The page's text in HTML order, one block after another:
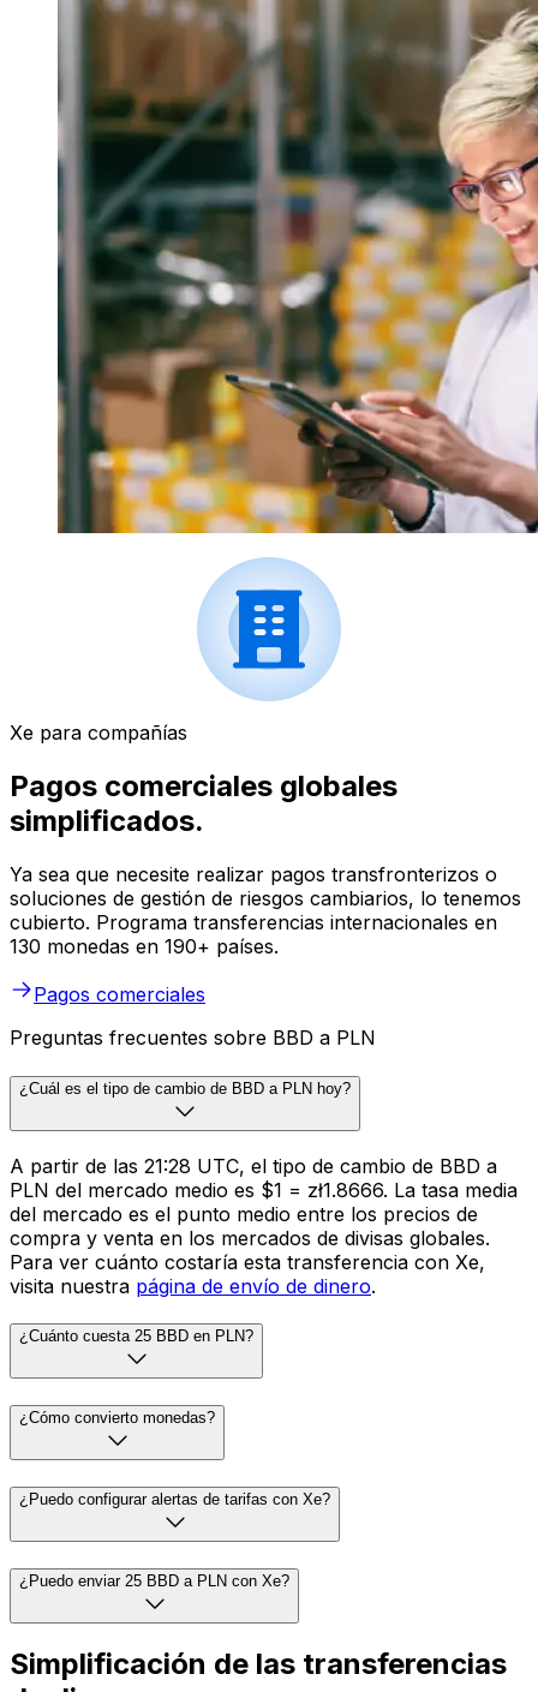
Xe para compañías
Pagos comerciales globales
simplificados.
Ya sea que necesite realizar pagos transfronterizos o
soluciones de gestión de riesgos cambiarios, lo tenemos
cubierto. Programa transferencias internacionales en
130 monedas en 190+ países.
Pagos comerciales
Preguntas frecuentes sobre BBD a PLN
¿Cuál es el tipo de cambio de BBD a PLN hoy?
A partir de las 21:28 UTC, el tipo de cambio de BBD a
PLN del mercado medio es $1 = zł1.8666. La tasa media
del mercado es el punto medio entre los precios de
compra y venta en los mercados de divisas globales.
Para ver cuánto costaría esta transferencia con Xe,
visita nuestra página de envío de dinero.
¿Cuánto cuesta 25 BBD en PLN?
¿Cómo convierto monedas?
¿Puedo configurar alertas de tarifas con Xe?
¿Puedo enviar 25 BBD a PLN con Xe?
Simplificación de las transferencias